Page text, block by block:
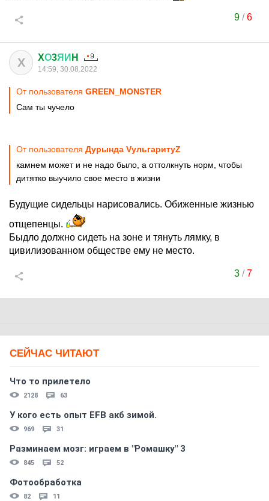
9/6
X XО3ЯИ H
14:59, 30.08.2022
От пользователя GREEN_MONSTER
Сам ты чучело
От пользователя Дурында VульгаритуZ
камнем может и не надо было, а оттолкнуть норм, чтобы
дитятко выучило свое место в жизни
Будущие сидельцы нарисовались. Обиженные жизнью
отщепенцы.
Быдло должно сидеть на зоне и тянуть лямку, в
цивилизованном обществе ему не место.
3/7
СЕЙЧАС ЧИТАЮТ
Что то прилетело
2128 63
У кого есть опыт EFB акб зимой.
969 31
Разминаем мозг: играем в "Ромашку" 3
845 52
Фотообработка
82 11